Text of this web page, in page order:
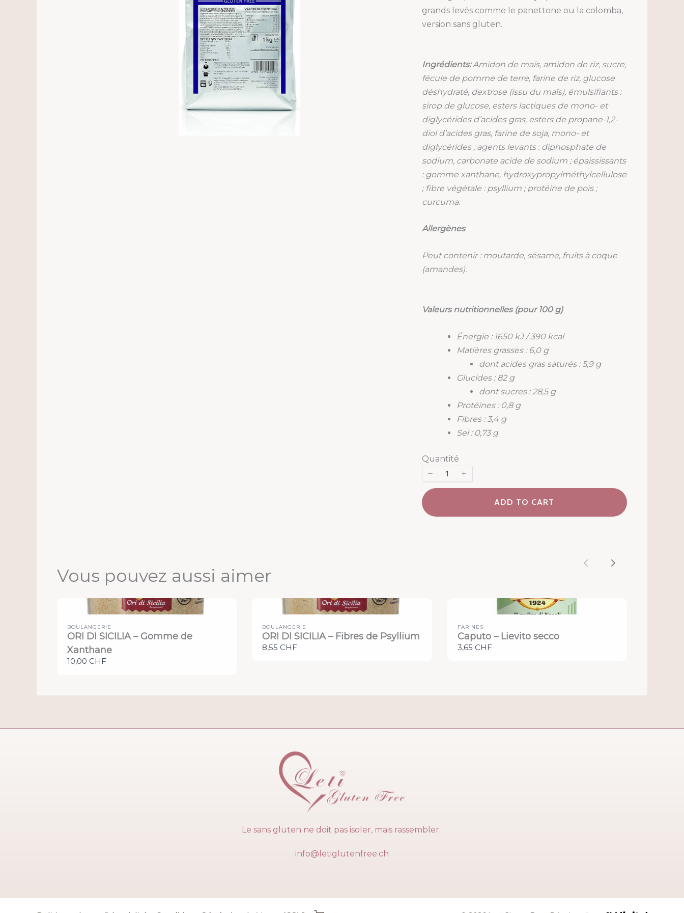
grands levés comme le panettone ou la colomba,
version sans gluten.
Ingrédients:Amidon de maïs, amidon de riz, sucre,
fécule de pomme de terre, farine de riz, glucose
déshydraté, dextrose (issu du maïs), émulsifiants :
sirop de glucose, esters lactiques de mono- et
diglycérides d’acides gras, esters de propane-1,2-
diol d’acides gras, farine de soja, mono- et
diglycérides ; agents levants : diphosphate de
sodium, carbonate acide de sodium ; épaississants
: gomme xanthane, hydroxypropylméthylcellulose
; fibre végétale : psyllium ; protéine de pois ;
curcuma.
Allergènes
Peut contenir : moutarde, sésame, fruits à coque
(amandes).
Valeurs nutritionnelles (pour 100 g)
Énergie : 1650 kJ / 390 kcal
Matières grasses : 6,0 g
dont acides gras saturés : 5,9 g
Glucides : 82 g
dont sucres : 28,5 g
Protéines : 0,8 g
Fibres : 3,4 g
Sel : 0,73 g
Quantité
ADD TO CART
Vous pouvez aussi aimer Previous
Next
BOULANGERIE
ORI DI SICILIA – Gomme de
Xanthane
10,00 CHF
BOULANGERIE
ORI DI SICILIA – Fibres de Psyllium
8,55 CHF
FARINES
Caputo – Lievito secco
3,65 CHF
Le sans gluten ne doit pas isoler, mais rassembler.
info@letiglutenfree.ch